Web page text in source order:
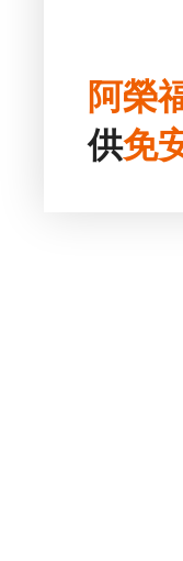
阿榮
供免